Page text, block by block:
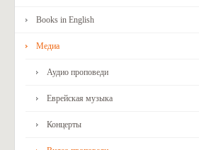
Books in English
Медиа
Аудио проповеди
Еврейская музыка
Концерты